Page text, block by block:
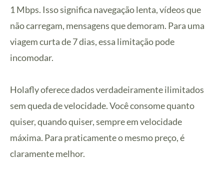
1 Mbps. Isso significa navegação lenta, vídeos que
não carregam, mensagens que demoram. Para uma
viagem curta de 7 dias, essa limitação pode
incomodar.
Holafly oferece dados verdadeiramente ilimitados
sem queda de velocidade. Você consome quanto
quiser, quando quiser, sempre em velocidade
máxima. Para praticamente o mesmo preço, é
claramente melhor.